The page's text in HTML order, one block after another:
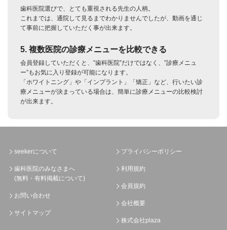
歯科医院選びで、とても重視される先生の人柄。
これまでは、通院して見るまでわかりませんでしたが、動画を通じ
て事前に把握していただく事が出来ます。
5. 複数医院の診療メニューを比較できる
会員登録していただくと、”歯科医院”だけではなく、”診療メニュ
ー”もお気に入り登録が可能になります。
「ホワイトニング」や「インプラント」「矯正」など、行いたい診
療メニューが決まっている場合は、簡単に診療メニューの比較検討
が出来ます。
seekerについて
歯科医院のみなさまへ
(無料・有料掲載について)
お問い合わせ
サイトマップ
プライバシーポリシー
利用規約
会員規約
会社概要
株式会社plaza